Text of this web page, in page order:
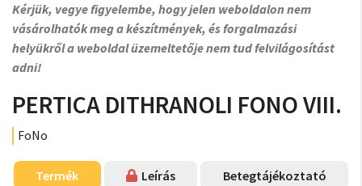
Kérjük, vegye figyelembe, hogy jelen weboldalon nem
vásárolhatók meg a készítmények, és forgalmazási
helyükről a weboldal üzemeltetője nem tud felvilágosítást
adni!
PERTICA DITHRANOLI FONO VIII.
FoNo
Termék Leírás Betegtájékoztató